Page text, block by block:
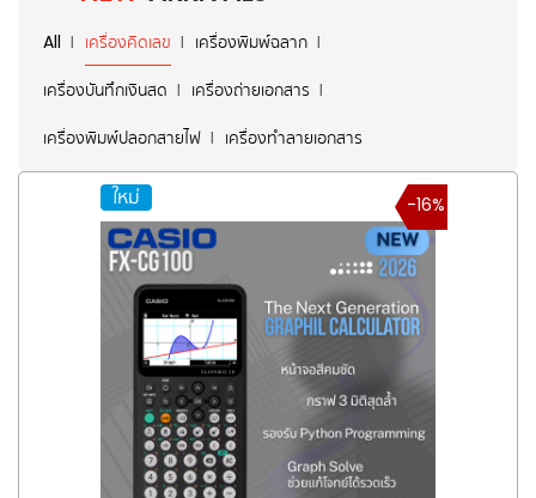
All เครื่องคิดเลข
เครื่องพิมพ์ฉลาก
เครื่องบันทึกเงินสด
เครื่องถ่ายเอกสาร
เครื่องพิมพ์ปลอกสายไฟ
เครื่องทำลายเอกสาร
ใหม่ -16%